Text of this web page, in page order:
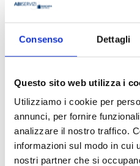
Consenso Dettagli
Questo sito web utilizza i
Utilizziamo i cookie per
annunci, per fornire
analizzare il nostro traffico.
informazioni sul modo in cui
nostri partner che si
Pagine
Prezzo Copertina
IVA assolta dall'editore
Acquista